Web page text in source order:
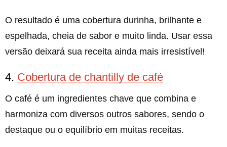
O resultado é uma cobertura durinha, brilhante e
espelhada, cheia de sabor e muito linda. Usar essa
versão deixará sua receita ainda mais irresistível!
4. Cobertura de chantilly de café
O café é um ingredientes chave que combina e
harmoniza com diversos outros sabores, sendo o
destaque ou o equilíbrio em muitas receitas.